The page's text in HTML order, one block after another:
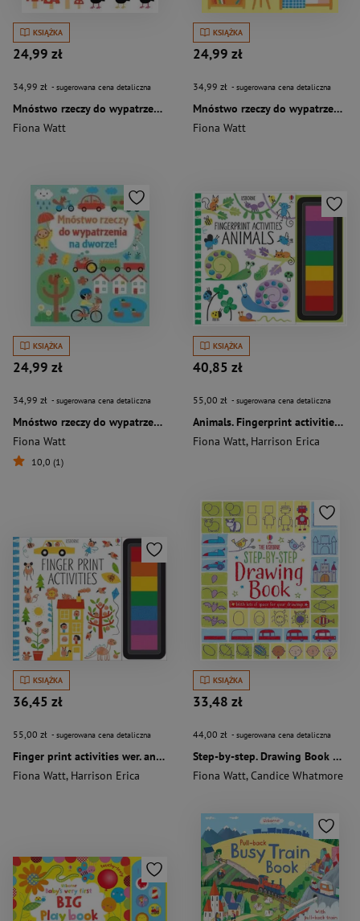
KSIĄŻKA
24,99 zł
34,99 zł - sugerowana cena detaliczna
Mnóstwo rzeczy do wypatrzenia
Fiona Watt
KSIĄŻKA
24,99 zł
34,99 zł - sugerowana cena detaliczna
Mnóstwo rzeczy do wypatrzenia w domu
Fiona Watt
KSIĄŻKA
24,99 zł
34,99 zł - sugerowana cena detaliczna
Mnóstwo rzeczy do wypatrzenia na dworze
Fiona Watt
10,0 (1)
KSIĄŻKA
40,85 zł
55,00 zł - sugerowana cena detaliczna
Animals. Fingerprint activities wer. angielska
Fiona Watt, Harrison Erica
KSIĄŻKA
36,45 zł
55,00 zł - sugerowana cena detaliczna
Finger print activities wer. angielska
Fiona Watt, Harrison Erica
KSIĄŻKA
33,48 zł
44,00 zł - sugerowana cena detaliczna
Step-by-step. Drawing Book wer. angielska
Fiona Watt,Candice Whatmore